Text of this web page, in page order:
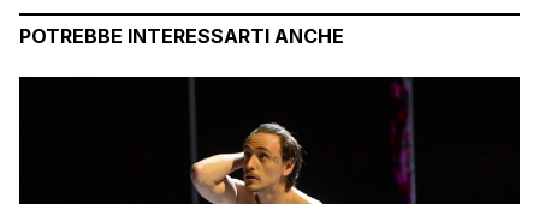
POTREBBE INTERESSARTI ANCHE